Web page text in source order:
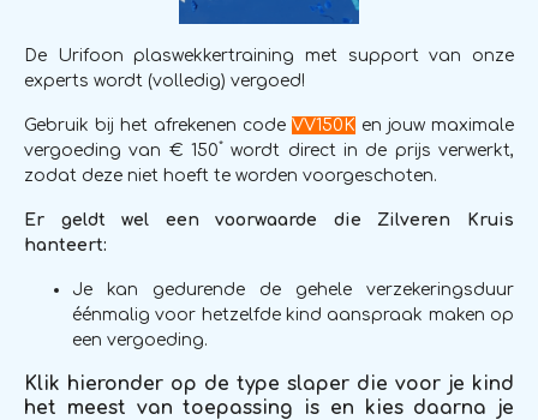
De Urifoon plaswekkertraining met support van onze
experts wordt (volledig) vergoed!
Gebruik bij het afrekenen code VV150K en jouw maximale
vergoeding van € 150* wordt direct in de prijs verwerkt,
zodat deze niet hoeft te worden voorgeschoten.
Er geldt wel een voorwaarde die Zilveren Kruis
hanteert:
Je kan gedurende de gehele verzekeringsduur
éénmalig voor hetzelfde kind aanspraak maken op
een vergoeding.
Klik hieronder op de type slaper die voor je kind
het meest van toepassing is en kies daarna je